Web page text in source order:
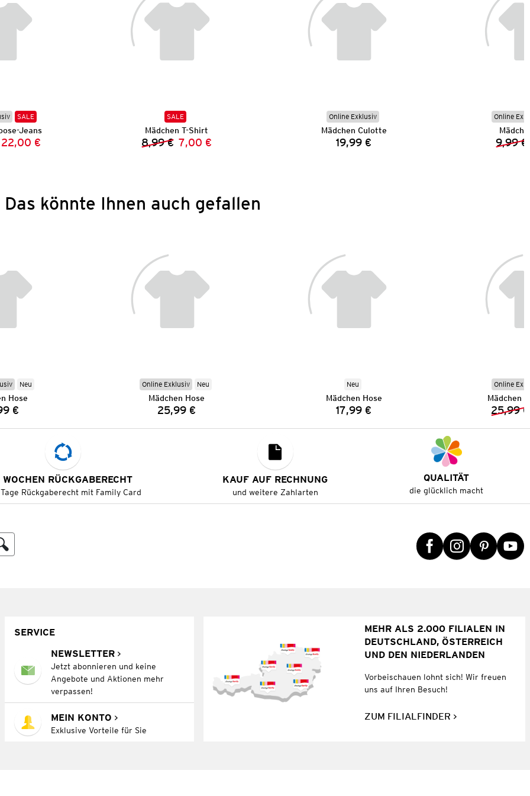
SALE
Jeans
Preis:
Preis:
22,00 €
SALE
Mädchen T-Shirt
Vorheriger Preis:
8,99 € Neuer Preis:
7,00 €
Online Exklusiv
Mädchen Culotte
Preis:
19,99 €
Online
9,99 €
Das könnte Ihnen auch gefallen
Neu
Hose
€
Online Exklusiv Neu
Mädchen Hose
Preis:
25,99 €
Neu
Mädchen Hose
Preis:
17,99 €
Online
Mädchen
25,99 €
RÜCKGABERECHT
Rückgaberecht mit Family Card
KAUF AUF RECHNUNG
und weitere Zahlarten
QUALITÄT
die glücklich macht
SERVICE
NEWSLETTER
Jetzt abonnieren und keine
Angebote und Aktionen mehr
verpassen!
MEIN KONTO
Exklusive Vorteile für Sie
MEHR ALS 2.000 FILIALEN IN
DEUTSCHLAND, ÖSTERREICH
UND DEN NIEDERLANDEN
Vorbeischauen lohnt sich! Wir freuen
uns auf Ihren Besuch!
ZUM FILIALFINDER